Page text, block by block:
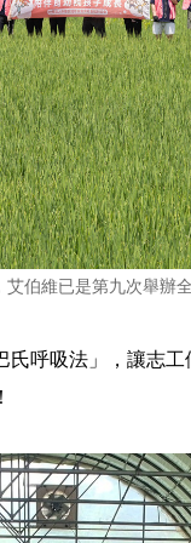
伯維已是第九次舉辦
呼吸法」，讓志